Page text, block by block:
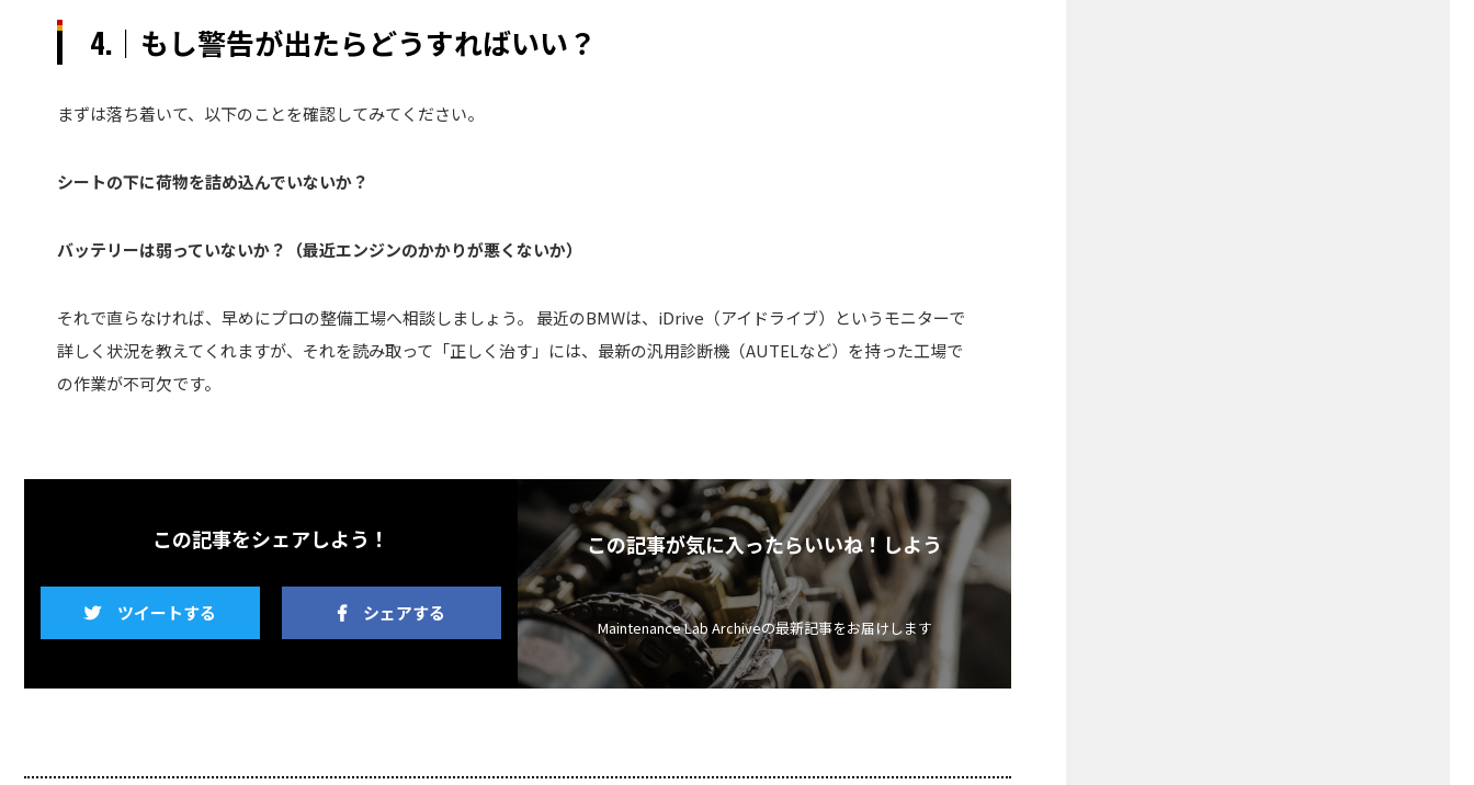
4.｜もし警告が出たらどうすればいい？
まずは落ち着いて、以下のことを確認してみてください。
シートの下に荷物を詰め込んでいないか？
バッテリーは弱っていないか？（最近エンジンのかかりが悪くないか）
それで直らなければ、早めにプロの整備工場へ相談しましょう。 最近のBMWは、iDrive（アイドライブ）というモニターで
詳しく状況を教えてくれますが、それを読み取って「正しく治す」には、最新の汎用診断機（AUTELなど）を持った工場で
の作業が不可欠です。
この記事をシェアしよう！
ツイートする シェアする
この記事が気に入ったらいいね！しよう
Maintenance Lab Archiveの最新記事をお届けします